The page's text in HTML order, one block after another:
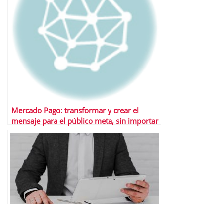
Mercado Pago: transformar y crear el
mensaje para el público meta, sin importar
la lengua